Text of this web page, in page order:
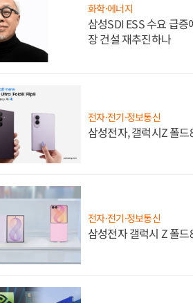
화학·에너지
삼성SDI ESS 수요 급
장 건설 재추진하나
전자·전기·정보통신
삼성전자, 갤럭시Z 폴
전자·전기·정보통신
삼성전자 갤럭시 Z 폴